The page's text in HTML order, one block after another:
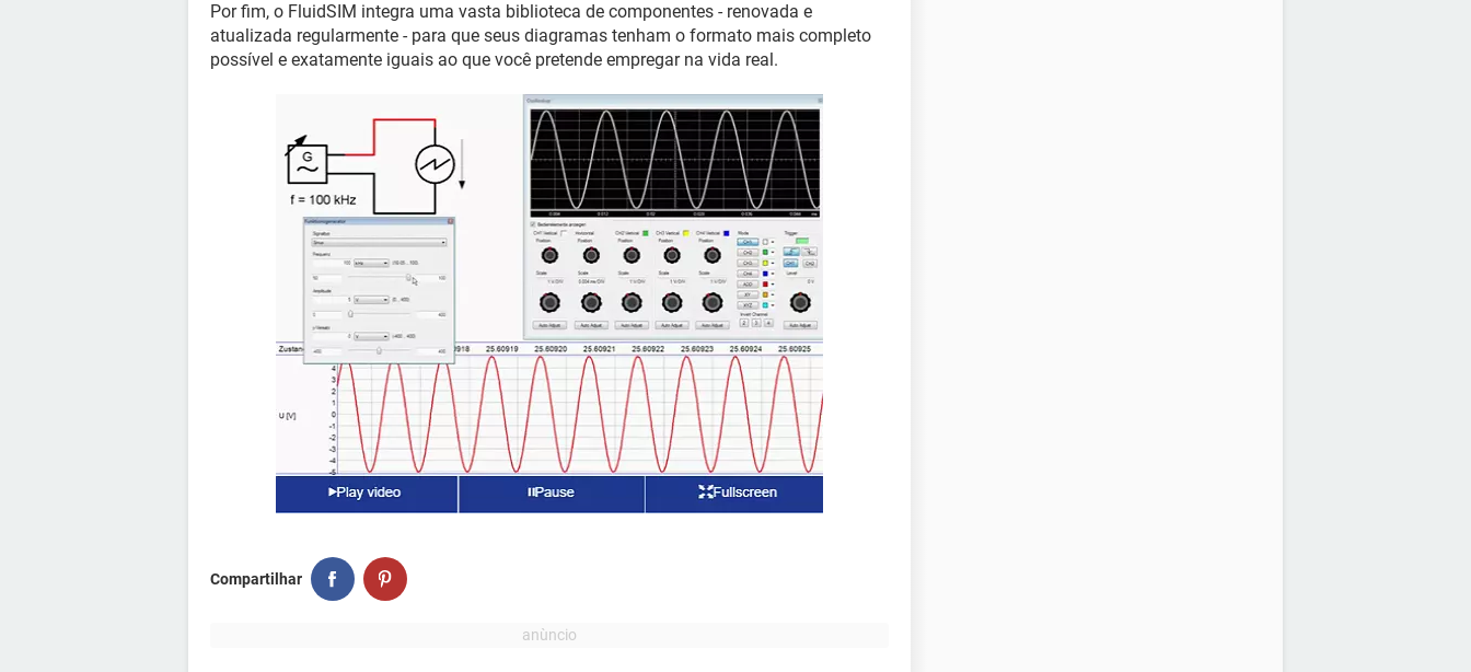
Por fim, o FluidSIM integra uma vasta biblioteca de componentes - renovada e
atualizada regularmente - para que seus diagramas tenham o formato mais completo
possível e exatamente iguais ao que você pretende empregar na vida real.
Compartilhar